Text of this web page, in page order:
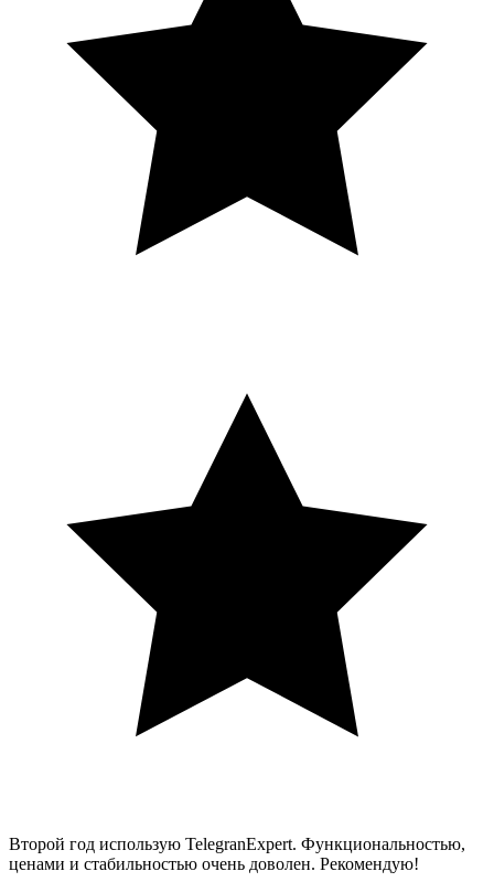
Второй год использую TelegranExpert. Функциональностью,
ценами и стабильностью очень доволен. Рекомендую!